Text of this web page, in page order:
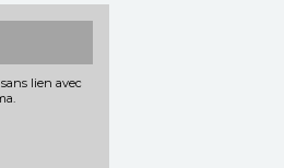
lien avec